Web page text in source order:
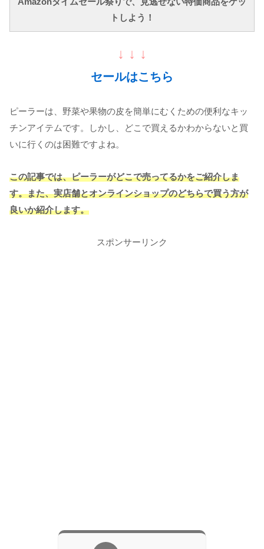
トしよう！
↓ ↓ ↓
セールはこちら
ピーラーは、野菜や果物の皮を簡単にむくための便利なキッ
チンアイテムです。しかし、どこで買えるかわからないと買
いに行くのは困難ですよね。
この記事では、ピーラーがどこで売ってるかをご紹介しま
す。また、実店舗とオンラインショップのどちらで買う方が
良いか紹介します。
スポンサーリンク